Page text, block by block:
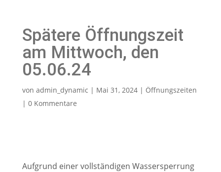
Spätere Öffnungszeit
am Mittwoch, den
05.06.24
von admin_dynamic | Mai 31, 2024| Öffnungszeiten
| 0 Kommentare
Aufgrund einer vollständigen Wassersperrung